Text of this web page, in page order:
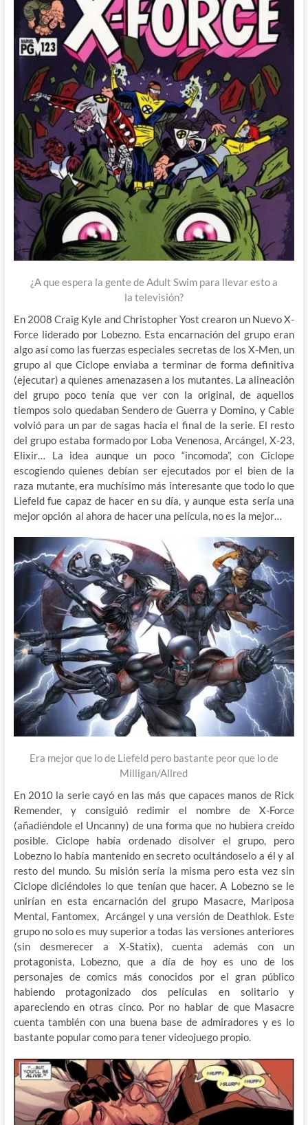
¿A que espera la gente de Adult Swim para llevar esto a
la televisión?
En 2008 Craig Kyle and Christopher Yost crearon un Nuevo X-
Force liderado por Lobezno. Esta encarnación del grupo eran
algo así como las fuerzas especiales secretas de los X-Men, un
grupo al que Ciclope enviaba a terminar de forma definitiva
(ejecutar) a quienes amenazasen a los mutantes. La alineación
del grupo poco tenía que ver con la original, de aquellos
tiempos solo quedaban Sendero de Guerra y Domino, y Cable
volvió para un par de sagas hacia el final de la serie. El resto
del grupo estaba formado por Loba Venenosa, Arcángel, X-23,
Elixir… La idea aunque un poco “incomoda”, con Ciclope
escogiendo quienes debían ser ejecutados por el bien de la
raza mutante, era muchísimo más interesante que todo lo que
Liefeld fue capaz de hacer en su día, y aunque esta sería una
mejor opción al ahora de hacer una película, no es la mejor…
Era mejor que lo de Liefeld pero bastante peor que lo de
Milligan/Allred
En 2010 la serie cayó en las más que capaces manos de Rick
Remender, y consiguió redimir el nombre de X-Force
(añadiéndole el Uncanny) de una forma que no hubiera creído
posible. Ciclope había ordenado disolver el grupo, pero
Lobezno lo había mantenido en secreto ocultándoselo a él y al
resto del mundo. Su misión sería la misma pero esta vez sin
Ciclope diciéndoles lo que tenían que hacer. A Lobezno se le
unirían en esta encarnación del grupo Masacre, Mariposa
Mental, Fantomex, Arcángel y una versión de Deathlok. Este
grupo no solo es muy superior a todas las versiones anteriores
(sin desmerecer a X-Statix), cuenta además con un
protagonista, Lobezno, que a día de hoy es uno de los
personajes de comics más conocidos por el gran público
habiendo protagonizado dos películas en solitario y
apareciendo en otras cinco. Por no hablar de que Masacre
cuenta también con una buena base de admiradores y es lo
bastante popular como para tener videojuego propio.